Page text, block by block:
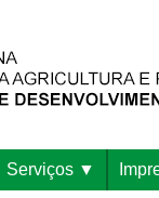
Serviços